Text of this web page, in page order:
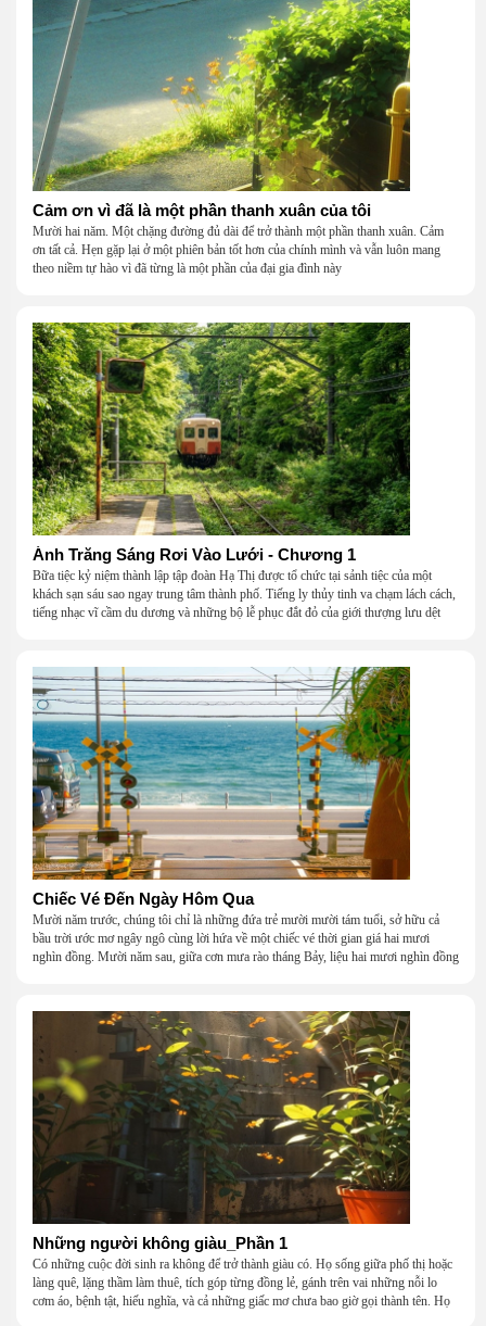
Cảm ơn vì đã là một phần thanh xuân của tôi
Mười hai năm. Một chặng đường đủ dài để trở thành một phần thanh xuân. Cảm
ơn tất cả. Hẹn gặp lại ở một phiên bản tốt hơn của chính mình và vẫn luôn mang
theo niềm tự hào vì đã từng là một phần của đại gia đình này
Ánh Trăng Sáng Rơi Vào Lưới - Chương 1
Bữa tiệc kỷ niệm thành lập tập đoàn Hạ Thị được tổ chức tại sảnh tiệc của một
khách sạn sáu sao ngay trung tâm thành phố. Tiếng ly thủy tinh va chạm lách cách,
tiếng nhạc vĩ cầm du dương và những bộ lễ phục đắt đỏ của giới thượng lưu dệt
Chiếc Vé Đến Ngày Hôm Qua
Mười năm trước, chúng tôi chỉ là những đứa trẻ mười mười tám tuổi, sở hữu cả
bầu trời ước mơ ngây ngô cùng lời hứa về một chiếc vé thời gian giá hai mươi
nghìn đồng. Mười năm sau, giữa cơn mưa rào tháng Bảy, liệu hai mươi nghìn đồng
Những người không giàu_Phần 1
Có những cuộc đời sinh ra không để trở thành giàu có. Họ sống giữa phố thị hoặc
làng quê, lặng thầm làm thuê, tích góp từng đồng lẻ, gánh trên vai những nỗi lo
cơm áo, bệnh tật, hiếu nghĩa, và cả những giấc mơ chưa bao giờ gọi thành tên. Họ